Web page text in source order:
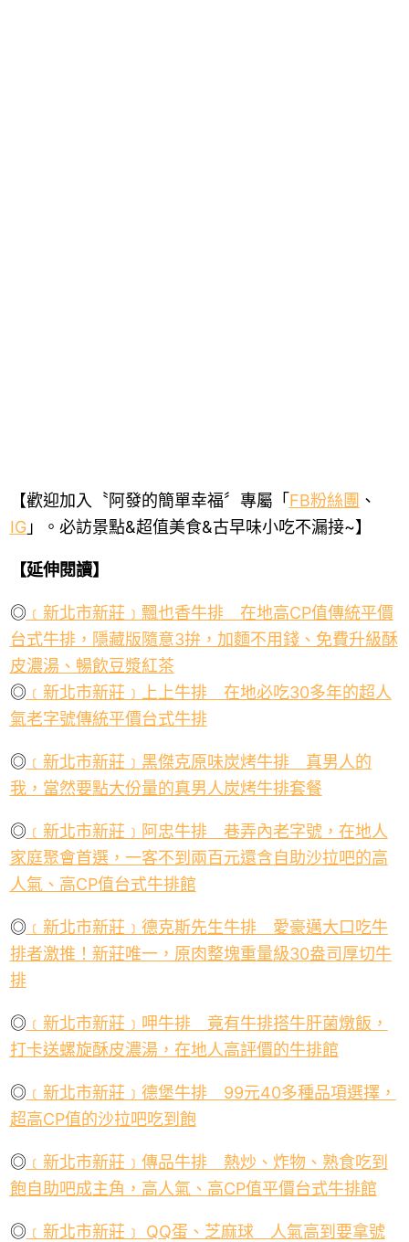
【歡迎加入〝阿發的簡單幸福〞專屬「 FB粉絲團 、
IG」。必訪景點&超值美食&古早味小吃不漏接~】
【延伸閱讀】
◎ ﹝新北市新莊﹞飄也香牛排 在地高CP值傳統平價
台式牛排，隱藏版隨意3拚，加麵不用錢、免費升級酥
皮濃湯、暢飲豆漿紅茶
◎ ﹝ 新北市新莊﹞上上牛排 在地必吃30多年的超人
氣老字號傳統平價台式牛排
◎ ﹝新北市新莊﹞黑傑克原味炭烤牛排 真男人的
我，當然要點大份量的真男人炭烤牛排套餐
◎ ﹝新北市新莊﹞阿忠牛排 巷弄內老字號，在地人
家庭聚會首選，一客不到兩百元還含自助沙拉吧的高
人氣、高CP值台式牛排館
◎ ﹝新北市新莊﹞德克斯先生牛排 愛豪邁大口吃牛
排者激推！新莊唯一，原肉整塊重量級30盎司厚切牛
排
◎ ﹝新北市新莊﹞呷牛排 竟有牛排搭牛肝菌燉飯，
打卡送螺旋酥皮濃湯，在地人高評價的牛排館
◎ ﹝新北市新莊﹞德堡牛排 99元40多種品項選擇，
超高CP值的沙拉吧吃到飽
◎ ﹝新北市新莊﹞傳品牛排 熱炒、炸物、熟食吃到
飽自助吧成主角，高人氣、高CP值平價台式牛排館
◎ ﹝新北市新莊﹞ QQ蛋、芝麻球 人氣高到要拿號